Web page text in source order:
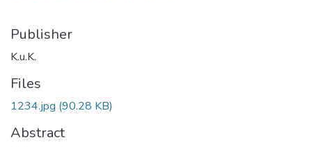
Publisher
K.u.K.
Files
1234.jpg (90.28 KB)
Abstract